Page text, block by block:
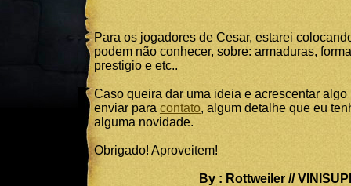
Para os jogadores de Cesar, estarei
podem não conhecer, sobre: armaduras,
prestigio e etc..
Caso queira dar uma ideia e acrescentar
enviar para contato, algum detalhe que eu
alguma novidade.
Obrigado! Aproveitem!
By : Rottweiler //